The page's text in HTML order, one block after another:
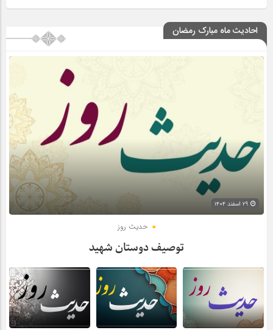
احادیث ماه مبارک رمضان
حدیث روز
توصیف دوستان شهید